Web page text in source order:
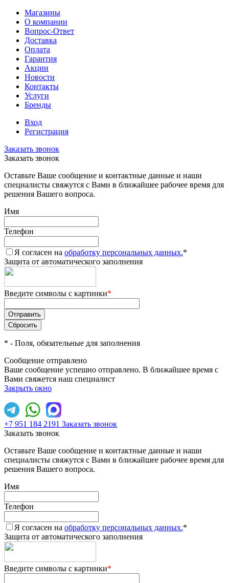
Магазины
О компании
Вопрос-Ответ
Доставка
Оплата
Гарантия
Акции
Новости
Контакты
Услуги
Бренды
Вход
Регистрация
Заказать звонок
Заказать звонок
Оставьте Ваше сообщение и контактные данные и наши
специалисты свяжутся с Вами в ближайшее рабочее время для
решения Вашего вопроса.
Имя
Телефон
Я согласен на обработку персональных данных.*
Защита от автоматического заполнения
Введите символы с картинки*
* - Поля, обязательные для заполнения
Сообщение отправлено
Ваше сообщение успешно отправлено. В ближайшее время с
Вами свяжется наш специалист
Закрыть окно
+7 951 184 2191 Заказать звонок
Заказать звонок
Оставьте Ваше сообщение и контактные данные и наши
специалисты свяжутся с Вами в ближайшее рабочее время для
решения Вашего вопроса.
Имя
Телефон
Я согласен на обработку персональных данных.*
Защита от автоматического заполнения
Введите символы с картинки*